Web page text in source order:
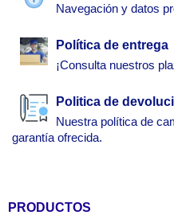
Navegación y datos
Política de entrega
¡Consulta nuestros
Politica de
Nuestra política de
garantía ofrecida.
PRODUCTOS